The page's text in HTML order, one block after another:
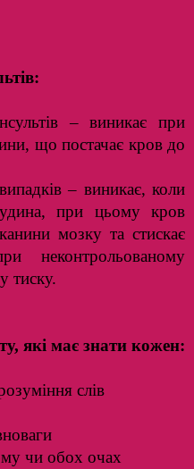
– виникає при
що постачає кров до
– виникає, коли
при цьому кров
мозку та стискає
неконтрольованому
тиску.
які має знати кожен:
слів
чи обох очах